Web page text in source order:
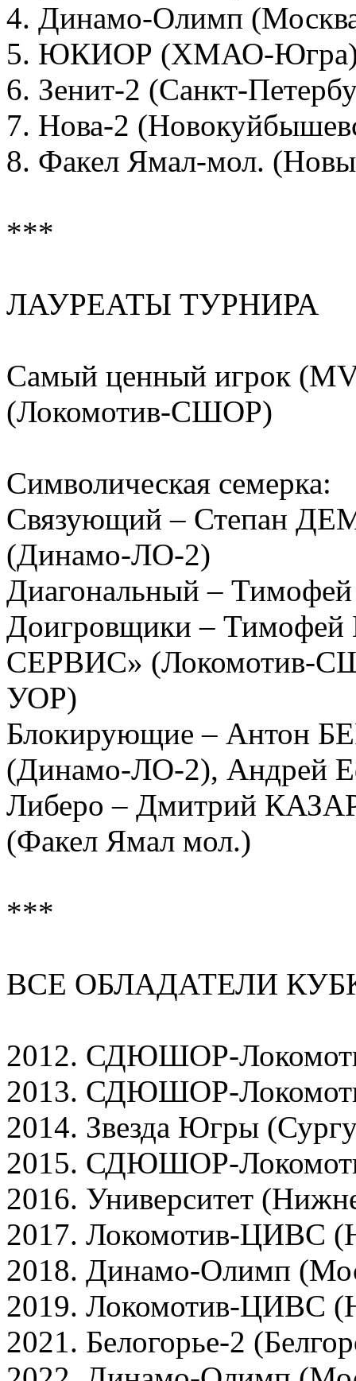
4. Динамо-Олимп
5. ЮКИОР (ХМАО-
6. Зенит-2 (Санкт-
7. Нова-2
8. Факел Ямал-мол.
***
ЛАУРЕАТЫ ТУРНИРА
Самый ценный игрок
(Локомотив-СШОР)
Символическая семерка:
Связующий – Степан
(Динамо-ЛО-2)
Диагональный –
Доигровщики –
СЕРВИС» (Локомотив-
УОР)
Блокирующие – Антон
(Динамо-ЛО-2), Андрей
Либеро – Дмитрий
(Факел Ямал мол.)
***
ВСЕ ОБЛАДАТЕЛИ
2012. СДЮШОР-
2013. СДЮШОР-
2014. Звезда Югры
2015. СДЮШОР-
2016. Университет
2017. Локомотив-ЦИВС
2018. Динамо-Олимп
2019. Локомотив-ЦИВС
2021. Белогорье-2